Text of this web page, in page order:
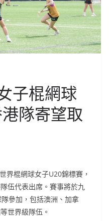
子棍網球
隊寄望取
界棍網球女子U20錦標賽，
伍代表出席。賽事將於九
參加，包括澳洲、加拿
世界級隊伍。